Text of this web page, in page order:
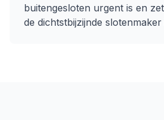
buitengesloten urgent is en
de dichtstbijzijnde slotenmaker